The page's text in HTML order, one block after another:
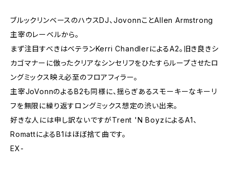
ブルックリンベースのハウスDJ、JovonnことAllen Armstrong
主宰のレーベルから。
まず注目すべきはベテランKerri ChandlerによるA2。旧き良きシ
カゴマナーに倣ったクリアなシンセリフをひたすらループさせたロ
ングミックス映え必至のフロアフィラー。
主宰JoVonnのよるB2も同様に、揺らぎあるスモーキーなキーリ
フを無限に繰り返すロングミックス想定の渋い出来。
好きな人には申し訳ないですがTrent 'N BoyzによるA1、
RomattによるB1はほぼ捨て曲です。
EX-